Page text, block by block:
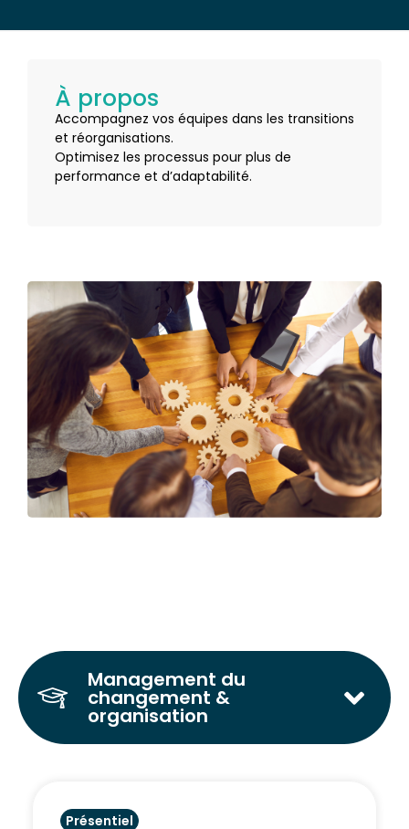
À propos
Accompagnez vos équipes dans les transitions
et réorganisations.
Optimisez les processus pour plus de
performance et d’adaptabilité.
Management du
changement &
organisation
Présentiel